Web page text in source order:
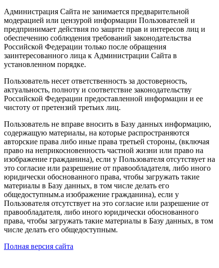
Администрация Сайта не занимается предварительной
модерацией или цензурой информации Пользователей и
предпринимает действия по защите прав и интересов лиц и
обеспечению соблюдения требований законодательства
Российской Федерации только после обращения
заинтересованного лица к Администрации Сайта в
установленном порядке.
Пользователь несет ответственность за достоверность,
актуальность, полноту и соответствие законодательству
Российской Федерации предоставленной информации и ее
чистоту от претензий третьих лиц.
Пользователь не вправе вносить в Базу данных информацию,
содержащую материалы, на которые распространяются
авторские права либо иные права третьей стороны, (включая
право на неприкосновенность частной жизни или право на
изображение гражданина), если у Пользователя отсутствует на
это согласие или разрешение от правообладателя, либо иного
юридически обоснованного права, чтобы загружать такие
материалы в Базу данных, в том числе делать его
общедоступным.а изображение гражданина), если у
Пользователя отсутствует на это согласие или разрешение от
правообладателя, либо иного юридически обоснованного
права, чтобы загружать такие материалы в Базу данных, в том
числе делать его общедоступным.
Полная версия сайта